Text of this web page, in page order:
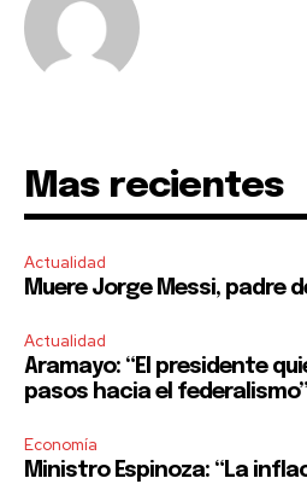
Mas recientes
Actualidad
Muere Jorge Messi, padre
Actualidad
Aramayo: “El presidente
pasos hacia el federalismo”
Economía
Ministro Espinoza: “La